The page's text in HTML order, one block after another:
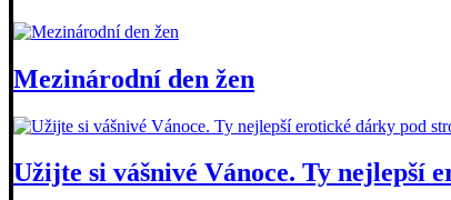
Mezinárodní den žen
Užijte si vášnivé Vánoce. Ty nejlepší